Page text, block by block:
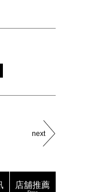
next
店舖推薦